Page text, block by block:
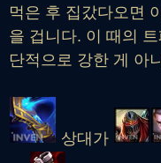
먹은 후 집갔다오면
을 겁니다. 이 때의
단적으로 강한 게 아
상대가